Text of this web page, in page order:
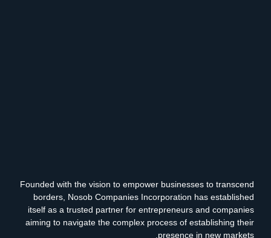
Founded with the vision to empower businesses to transcend
borders, Nosob Companies Incorporation has established
itself as a trusted partner for entrepreneurs and companies
aiming to navigate the complex process of establishing their
presence in new markets.